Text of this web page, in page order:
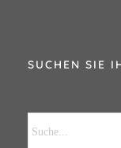
SUCHEN SIE